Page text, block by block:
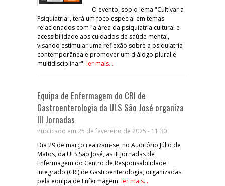
O evento, sob o lema "Cultivar a
Psiquiatria", terá um foco especial em temas
relacionados com "a área da psiquiatria cultural e
acessibilidade aos cuidados de saúde mental,
visando estimular uma reflexão sobre a psiquiatria
contemporânea e promover um diálogo plural e
multidisciplinar". ler mais...
Equipa de Enfermagem do CRI de
Gastroenterologia da ULS São José organiza
III Jornadas
Publicado em 25 de fevereiro de 2025 - 11:30
Dia 29 de março realizam-se, no Auditório Júlio de
Matos, da ULS São José, as III Jornadas de
Enfermagem do Centro de Responsabilidade
Integrado (CRI) de Gastroenterologia, organizadas
pela equipa de Enfermagem. ler mais...